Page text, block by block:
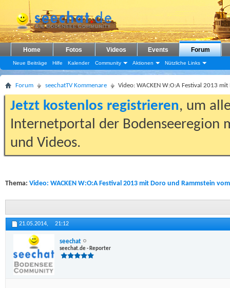
Home Fotos Videos Events Forum
Neue Beiträge Hilfe Kalender Community Aktionen Nützliche Links
Forum seechatTV Kommenare Video: WACKEN W:O:A Festival 2013
Jetzt kostenlos registrieren, um
Internetportal der Bodenseeregion
und Videos.
Thema: Video: WACKEN W:O:A Festival 2013 mit Doro und Rammstein
21.05.2014, 21:12
seechat
seechat.de - Reporter